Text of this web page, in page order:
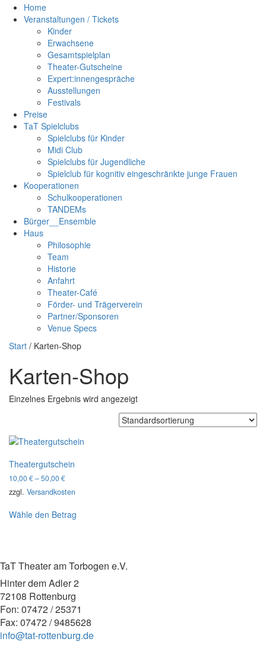
Home
Veranstaltungen / Tickets
Kinder
Erwachsene
Gesamtspielplan
Theater-Gutscheine
Expert:innengespräche
Ausstellungen
Festivals
Preise
TaT Spielclubs
Spielclubs für Kinder
Midi Club
Spielclubs für Jugendliche
Spielclub für kognitiv eingeschränkte junge Frauen
Kooperationen
Schulkooperationen
TANDEMs
Bürger__Ensemble
Haus
Philosophie
Team
Historie
Anfahrt
Theater-Café
Förder- und Trägerverein
Partner/Sponsoren
Venue Specs
Start / Karten-Shop
Karten-Shop
Einzelnes Ergebnis wird angezeigt
Theatergutschein
10,00 €–50,00 €
zzgl. Versandkosten
Wähle den Betrag
auf.
Optionen
auf
der
Produktseite
TaT Theater am Torbogen e.V.
Hinter dem Adler 2
72108 Rottenburg
Fon: 07472 / 25371
Fax: 07472 / 9485628
info@tat-rottenburg.de